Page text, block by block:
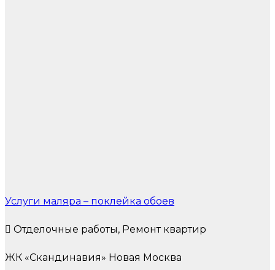
Услуги маляра – поклейка обоев
Отделочные работы, Ремонт квартир
ЖК «Скандинавия» Новая Москва